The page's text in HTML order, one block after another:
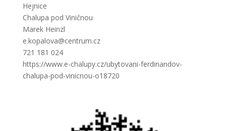
Hejnice
Chalupa pod Viničnou
Marek Heinzl
e.kopalova@centrum.cz
721 181 024
https://www.e-chalupy.cz/ubytovani-ferdinandov-
chalupa-pod-vinicnou-o18720